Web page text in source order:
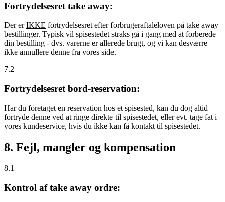
Fortrydelsesret take away:
Der erIKKE fortrydelsesret efter forbrugeraftaleloven på take away
bestillinger. Typisk vil spisestedet straks gå i gang med at forberede
din bestilling - dvs. varerne er allerede brugt, og vi kan desværre
ikke annullere denne fra vores side.
7.2
Fortrydelsesret bord-reservation:
Har du foretaget en reservation hos et spisested, kan du dog altid
fortryde denne ved at ringe direkte til spisestedet, eller evt. tage fat i
vores kundeservice, hvis du ikke kan få kontakt til spisestedet.
8. Fejl, mangler og kompensation
8.1
Kontrol af take away ordre: